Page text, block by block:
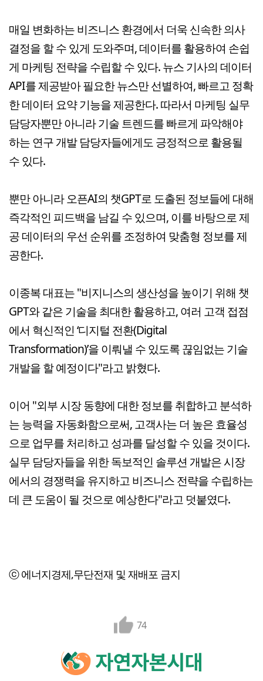
매일 변화하는 비즈니스 환경에서 더욱 신속한 의사
결정을 할 수 있게 도와주며, 데이터를 활용하여 손쉽
게 마케팅 전략을 수립할 수 있다. 뉴스 기사의 데이터
API를 제공받아 필요한 뉴스만 선별하여, 빠르고 정확
한 데이터 요약 기능을 제공한다. 따라서 마케팅 실무
담당자뿐만 아니라 기술 트렌드를 빠르게 파악해야
하는 연구 개발 담당자들에게도 긍정적으로 활용될
수 있다.
뿐만 아니라 오픈AI의 챗GPT로 도출된 정보들에 대해
즉각적인 피드백을 남길 수 있으며, 이를 바탕으로 제
공 데이터의 우선 순위를 조정하여 맞춤형 정보를 제
공한다.
이종복 대표는 "비지니스의 생산성을 높이기 위해 챗
GPT와 같은 기술을 최대한 활용하고, 여러 고객 접점
에서 혁신적인 ‘디지털 전환(Digital
Transformation)’을 이뤄낼 수 있도록 끊임없는 기술
개발을 할 예정이다"라고 밝혔다.
이어 "외부 시장 동향에 대한 정보를 취합하고 분석하
는 능력을 자동화함으로써, 고객사는 더 높은 효율성
으로 업무를 처리하고 성과를 달성할 수 있을 것이다.
실무 담당자들을 위한 독보적인 솔루션 개발은 시장
에서의 경쟁력을 유지하고 비즈니스 전략을 수립하는
데 큰 도움이 될 것으로 예상한다"라고 덧붙였다.
ⓒ 에너지경제,무단전재 및 재배포 금지
74